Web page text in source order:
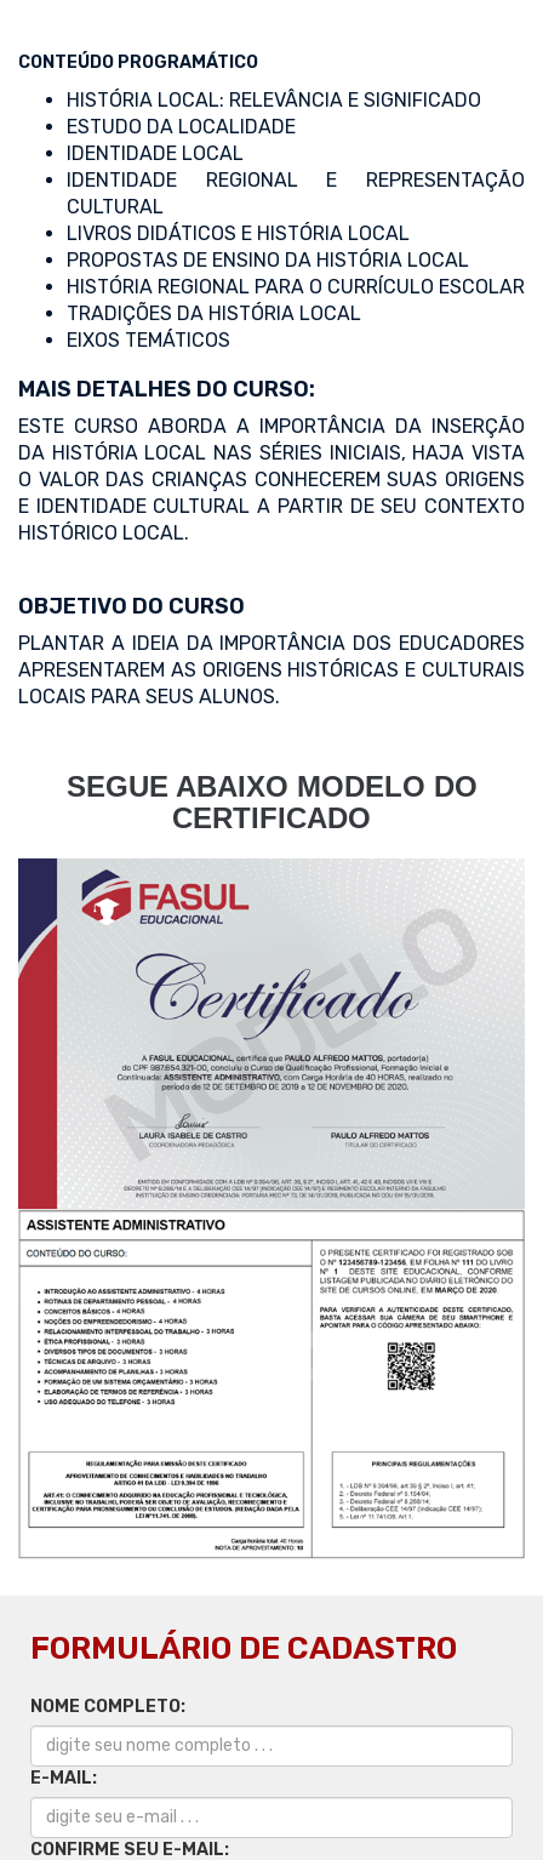
CONTEÚDO PROGRAMÁTICO
HISTÓRIA LOCAL: RELEVÂNCIA E SIGNIFICADO
ESTUDO DA LOCALIDADE
IDENTIDADE LOCAL
IDENTIDADE REGIONAL E REPRESENTAÇÃO
CULTURAL
LIVROS DIDÁTICOS E HISTÓRIA LOCAL
PROPOSTAS DE ENSINO DA HISTÓRIA LOCAL
HISTÓRIA REGIONAL PARA O CURRÍCULO ESCOLAR
TRADIÇÕES DA HISTÓRIA LOCAL
EIXOS TEMÁTICOS
MAIS DETALHES DO CURSO:
ESTE CURSO ABORDA A IMPORTÂNCIA DA INSERÇÃO
DA HISTÓRIA LOCAL NAS SÉRIES INICIAIS, HAJA VISTA
O VALOR DAS CRIANÇAS CONHECEREM SUAS ORIGENS
E IDENTIDADE CULTURAL A PARTIR DE SEU CONTEXTO
HISTÓRICO LOCAL.
OBJETIVO DO CURSO
PLANTAR A IDEIA DA IMPORTÂNCIA DOS EDUCADORES
APRESENTAREM AS ORIGENS HISTÓRICAS E CULTURAIS
LOCAIS PARA SEUS ALUNOS.
SEGUE ABAIXO MODELO DO
CERTIFICADO
FORMULÁRIO DE CADASTRO
NOME COMPLETO:
E-MAIL:
CONFIRME SEU E-MAIL: